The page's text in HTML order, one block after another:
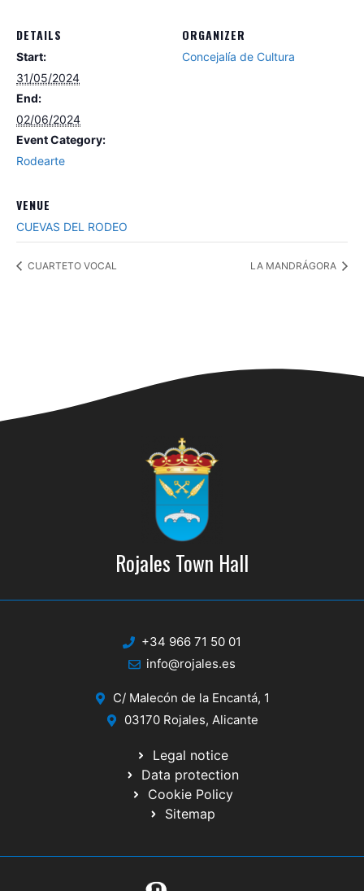
DETAILS
Start:
31/05/2024
End:
02/06/2024
Event Category:
Rodearte
ORGANIZER
Concejalía de Cultura
VENUE
CUEVAS DEL RODEO
CUARTETO VOCAL LA MANDRÁGORA
Rojales Town Hall
+34 966 71 50 01
info@rojales.es
C/ Malecón de la Encantá, 1
03170 Rojales, Alicante
Legal notice
Data protection
Cookie Policy
Sitemap